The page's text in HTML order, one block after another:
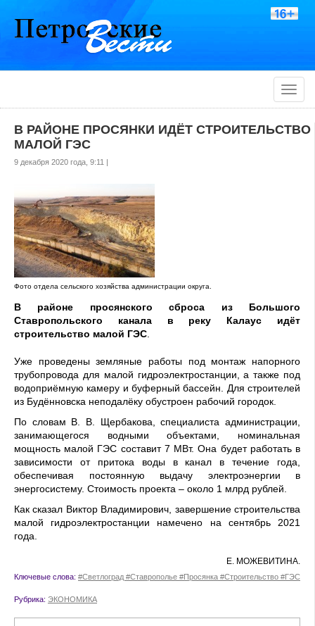
Toggle
В РАЙОНЕ ПРОСЯНКИ ИДЁТ СТРОИТЕЛЬСТВО
МАЛОЙ ГЭС
9 декабря 2020 года, 9:11 |
Фото отдела сельского хозяйства администрации округа.
В районе просянского сброса из Большого
Ставропольского канала в реку Калаус идёт
строительство малой ГЭС
Уже проведены земляные работы под монтаж напорного
трубопровода для малой гидроэлектростанции, а также под
водоприёмную камеру и буферный бассейн. Для строителей
из Будённовска неподалёку обустроен рабочий городок.
По словам В. В. Щербакова, специалиста администрации,
занимающегося водными объектами, номинальная
мощность малой ГЭС составит 7 МВт. Она будет работать в
зависимости от притока воды в канал в течение года,
обеспечивая постоянную выдачу электро­энергии в
энергосистему. Стоимость проекта – около 1 млрд рублей.
Как сказал Виктор Владимирович, завершение строительства
малой гидроэлектростанции намечено на сентябрь 2021
года.
Е. МОЖЕВИТИНА.
Ключевые слова: #Светлоград #Ставрополье #Просянка #Строительство #ГЭС
Рубрика: ЭКОНОМИКА